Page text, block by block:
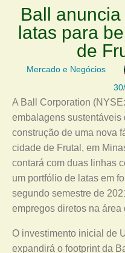
Ball
latas para
de
Mercado e Negócios
A Ball Corporation
embalagens
construção de uma nova
cidade de Frutal, em
contará com duas linhas
um portfólio de latas em
segundo semestre de
empregos diretos na área
O investimento inicial de
expandirá o footprint da